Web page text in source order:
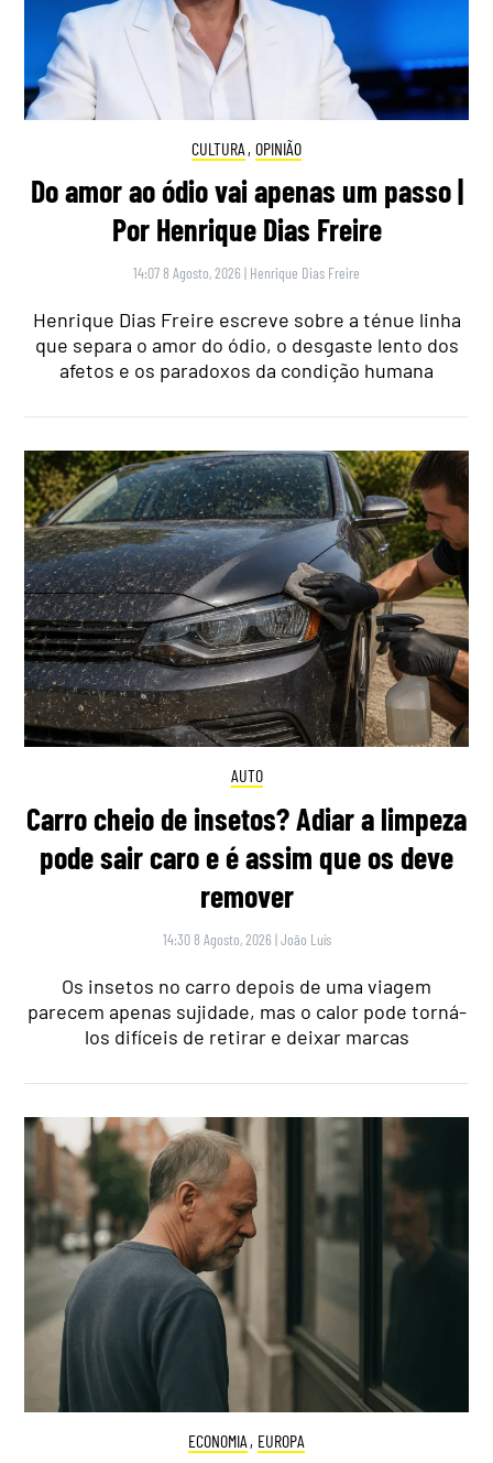
CULTURA , OPINIÃO
Do amor ao ódio vai apenas um passo |
Por Henrique Dias Freire
14:07 8 Agosto, 2026 | Henrique Dias Freire
Henrique Dias Freire escreve sobre a ténue linha
que separa o amor do ódio, o desgaste lento dos
afetos e os paradoxos da condição humana
AUTO
Carro cheio de insetos? Adiar a limpeza
pode sair caro e é assim que os deve
remover
14:30 8 Agosto, 2026 |João Luís
Os insetos no carro depois de uma viagem
parecem apenas sujidade, mas o calor pode torná-
los difíceis de retirar e deixar marcas
ECONOMIA , EUROPA